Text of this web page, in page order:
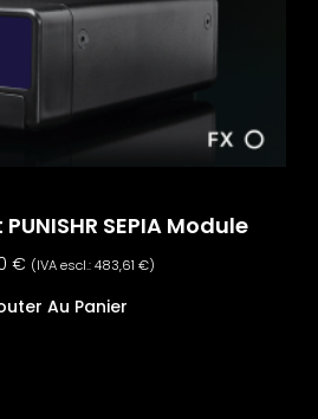
SEPIA Module
€ (IVA escl.:483,61 €)
Au Panier